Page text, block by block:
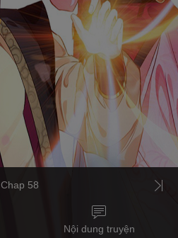
Chap 58
Nội dung truyện